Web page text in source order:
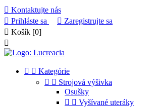
 Kontaktujte nás
 Prihláste sa  Zaregistrujte sa
 Košík [0]

  Kategórie
  Strojová výšivka
Osušky
  Vyšívané uteráky